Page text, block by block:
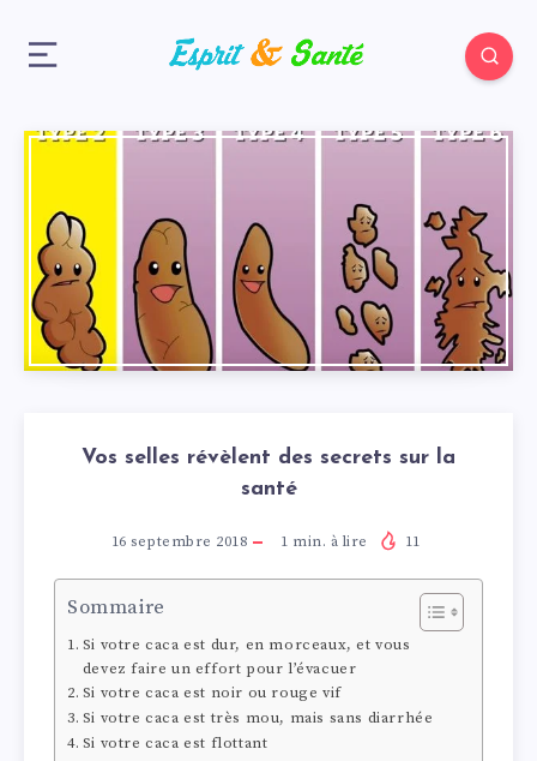
Vos selles révèlent des secrets sur la
santé
16 septembre 2018 1 min. à lire 11
Sommaire
Si votre caca est dur, en morceaux, et vous
devez faire un effort pour l’évacuer
Si votre caca est noir ou rouge vif
Si votre caca est très mou, mais sans diarrhée
Si votre caca est flottant